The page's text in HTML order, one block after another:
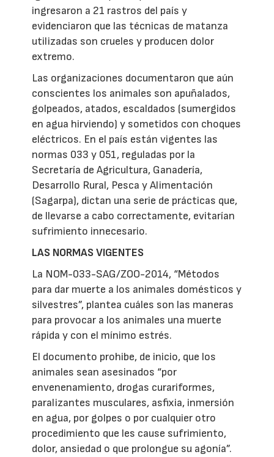
ingresaron a 21 rastros del país y
evidenciaron que las técnicas de matanza
utilizadas son crueles y producen dolor
extremo.
Las organizaciones documentaron que aún
conscientes los animales son apuñalados,
golpeados, atados, escaldados (sumergidos
en agua hirviendo) y sometidos con choques
eléctricos. En el país están vigentes las
normas 033 y 051, reguladas por la
Secretaría de Agricultura, Ganadería,
Desarrollo Rural, Pesca y Alimentación
(Sagarpa), dictan una serie de prácticas que,
de llevarse a cabo correctamente, evitarían
sufrimiento innecesario.
LAS NORMAS VIGENTES
La NOM-033-SAG/ZOO-2014, “Métodos
para dar muerte a los animales domésticos y
silvestres”, plantea cuáles son las maneras
para provocar a los animales una muerte
rápida y con el mínimo estrés.
El documento prohibe, de inicio, que los
animales sean asesinados “por
envenenamiento, drogas curariformes,
paralizantes musculares, asfixia, inmersión
en agua, por golpes o por cualquier otro
procedimiento que les cause sufrimiento,
dolor, ansiedad o que prolongue su agonía”.